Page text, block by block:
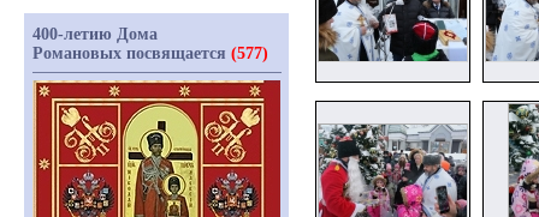
400-летию Дома
Романовых посвящается (577)